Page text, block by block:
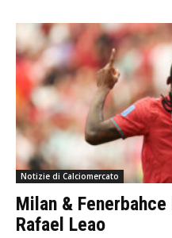
Notizie di Calciomercato
Milan &
Rafael Leao